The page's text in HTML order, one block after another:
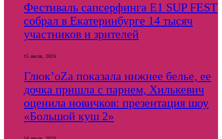
Фестиваль сапсерфинга E1 SUP FEST
собрал в Екатеринбурге 14 тысяч
участников и зрителей
15 июля, 2026
Глюк’оZа показала нижнее белье, ее
дочка пришла с парнем, Хилькевич
оценила новичков: презентация шоу
«Большой куш 2»